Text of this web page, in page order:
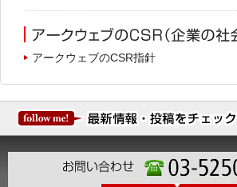
アークウェブのCSR指針